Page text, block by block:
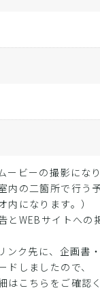
ービーの撮影になり
内の二箇所で行う
内になります。）
とWEBサイトへの
ンク先に、企画書
ドしましたので、
はこちらをご確認